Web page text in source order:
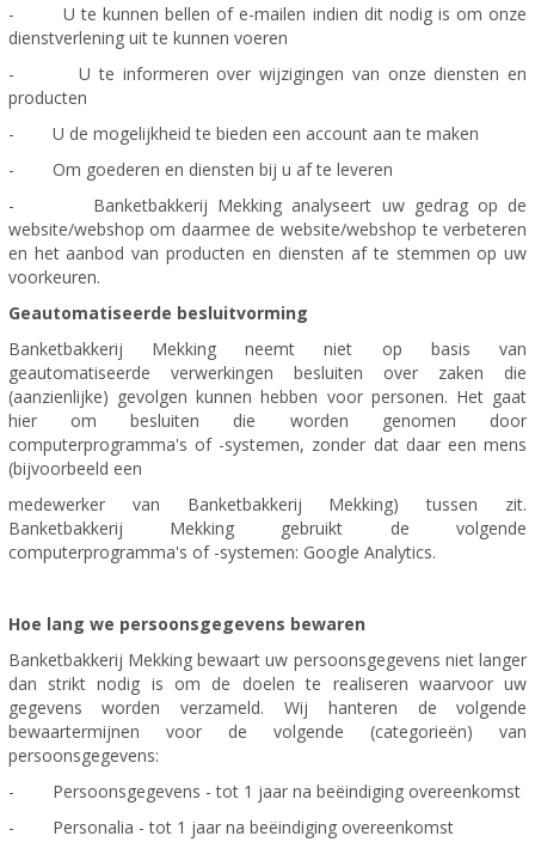
- U te kunnen bellen of e-mailen indien dit nodig is om onze
dienstverlening uit te kunnen voeren
- U te informeren over wijzigingen van onze diensten en
producten
- U de mogelijkheid te bieden een account aan te maken
- Om goederen en diensten bij u af te leveren
- Banketbakkerij Mekking analyseert uw gedrag op de
website/webshop om daarmee de website/webshop te verbeteren
en het aanbod van producten en diensten af te stemmen op uw
voorkeuren.
Geautomatiseerde besluitvorming
Banketbakkerij Mekking neemt niet op basis van
geautomatiseerde verwerkingen besluiten over zaken die
(aanzienlijke) gevolgen kunnen hebben voor personen. Het gaat
hier om besluiten die worden genomen door
computerprogramma's of -systemen, zonder dat daar een mens
(bijvoorbeeld een
medewerker van Banketbakkerij Mekking) tussen zit.
Banketbakkerij Mekking gebruikt de volgende
computerprogramma's of -systemen: Google Analytics.
Hoe lang we persoonsgegevens bewaren
Banketbakkerij Mekking bewaart uw persoonsgegevens niet langer
dan strikt nodig is om de doelen te realiseren waarvoor uw
gegevens worden verzameld. Wij hanteren de volgende
bewaartermijnen voor de volgende (categorieën) van
persoonsgegevens:
- Persoonsgegevens - tot 1 jaar na beëindiging overeenkomst
- Personalia - tot 1 jaar na beëindiging overeenkomst